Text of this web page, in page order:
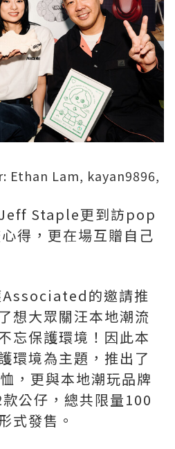
Ethan Lam, kayan9896,
Staple更到訪pop
得，更在場互贈自己
的邀請推
想大眾關汪本地潮流
忘保護環境！因此本
環境為主題 ， 推出了
，更與本地潮玩品牌
公仔，總共限量100
式發售。